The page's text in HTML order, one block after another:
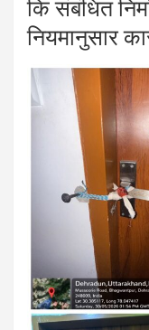
कि संबंधित
नियमानुसार